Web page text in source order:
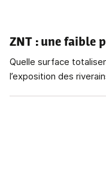
ZNT : une faible
Quelle surface
l’exposition des